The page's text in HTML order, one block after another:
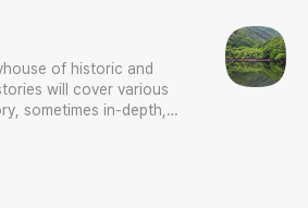
of historic and
will cover various
sometimes in-depth,
any common sense or